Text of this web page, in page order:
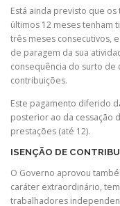
Está ainda previsto que
últimos 12 meses tenham
três meses consecutivos,
de paragem da sua
consequência do surto
contribuições.
Este pagamento diferido
posterior ao da cessação
prestações (até 12).
ISENÇÃO DE
O Governo aprovou
caráter extraordinário,
trabalhadores